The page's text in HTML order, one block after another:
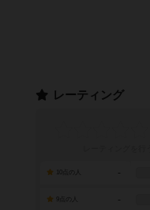
レーティング
-
-